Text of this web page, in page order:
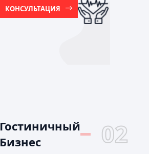
КОНСУЛЬТАЦИЯ
Гостиничный
Бизнес
02